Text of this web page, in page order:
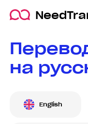
на
English